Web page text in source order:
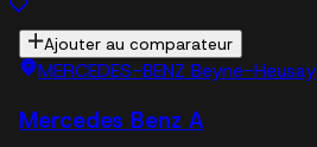
Ajouter au comparateur
MERCEDES-BENZ Beyne-Heusay
Mercedes Benz A